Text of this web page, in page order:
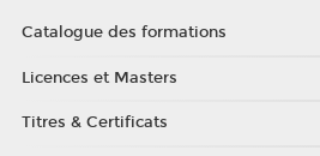
Catalogue des formations
Licences et Masters
Titres & Certificats